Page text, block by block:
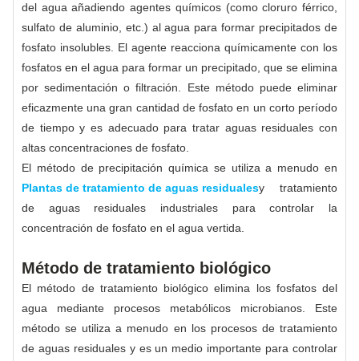
del agua añadiendo agentes químicos (como cloruro férrico,
sulfato de aluminio, etc.) al agua para formar precipitados de
fosfato insolubles. El agente reacciona químicamente con los
fosfatos en el agua para formar un precipitado, que se elimina
por sedimentación o filtración. Este método puede eliminar
eficazmente una gran cantidad de fosfato en un corto período
de tiempo y es adecuado para tratar aguas residuales con
altas concentraciones de fosfato.
El método de precipitación química se utiliza a menudo en
Plantas de tratamiento de aguas residualesy tratamiento
de aguas residuales industriales para controlar la
concentración de fosfato en el agua vertida.
Método de tratamiento biológico
El método de tratamiento biológico elimina los fosfatos del
agua mediante procesos metabólicos microbianos. Este
método se utiliza a menudo en los procesos de tratamiento
de aguas residuales y es un medio importante para controlar